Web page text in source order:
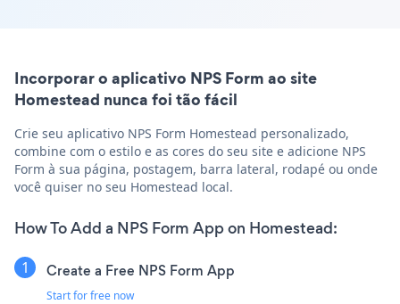
Incorporar o aplicativo NPS Form ao site
Homestead nunca foi tão fácil
Crie seu aplicativo NPS Form Homestead personalizado,
combine com o estilo e as cores do seu site e adicione NPS
Form à sua página, postagem, barra lateral, rodapé ou onde
você quiser no seu Homestead local.
How To Add a NPS Form App on Homestead:
Create a Free NPS Form App
Start for free now